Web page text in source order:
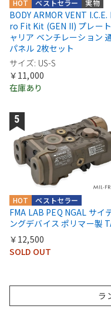
実物
ベストセラー
HOT
BODY ARMOR VENT
ro Fit Kit (GEN II) プレー
ャリア ベンチレーション
パネル 2枚セット
サイズ: US-S
￥11,000
在庫あり
ベストセラー
HOT
FMA LAB PEQ NGAL サイ
ングデバイス ポリマー製
￥12,500
SOLD OUT
ラ